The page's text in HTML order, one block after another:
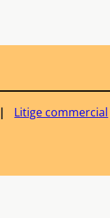
Litige commercial